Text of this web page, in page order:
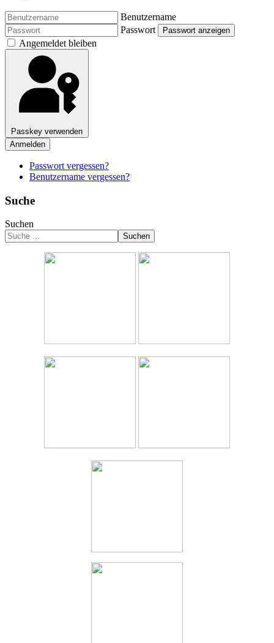
Benutzername
Passwort
Passwort anzeigen
Angemeldet bleiben
Passkey verwenden
Anmelden
Passwort vergessen?
Benutzername vergessen?
Suche
Suchen
Suchen